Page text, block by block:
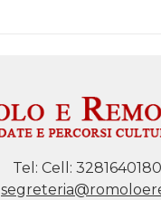
Tel: Cell: 3281640180